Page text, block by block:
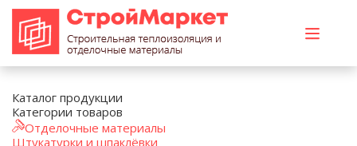
Каталог продукции
Категории товаров
Отделочные материалы
Штукатурки и шпаклёвки